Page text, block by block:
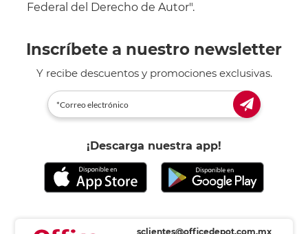
Federal del Derecho de Autor".
Inscríbete a nuestro newsletter
Y recibe descuentos y promociones exclusivas.
¡Descarga nuestra app!
sclientes@officedepot.com.mx